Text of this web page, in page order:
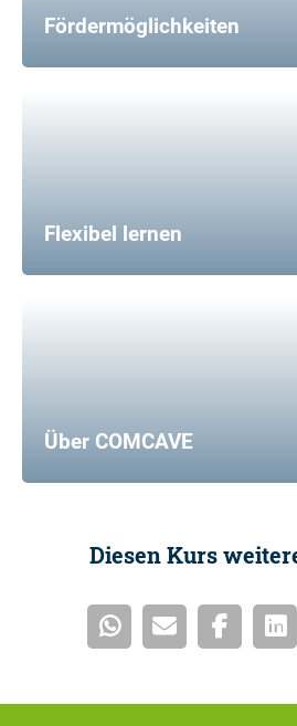
Fördermöglichkeiten
Flexibel lernen
Über COMCAVE
Diesen Kurs